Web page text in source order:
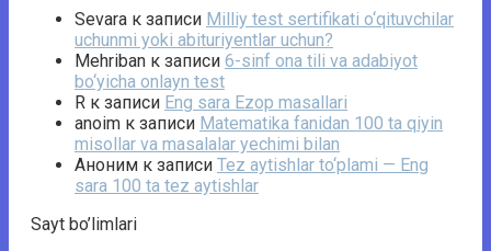
Sevara к записи Milliy test sertifikati o‘qituvchilar
uchunmi yoki abituriyentlar uchun?
Mehriban к записи 6-sinf ona tili va adabiyot
bo‘yicha onlayn test
R к записи Eng sara Ezop masallari
anoim к записи Matematika fanidan 100 ta qiyin
misollar va masalalar yechimi bilan
Аноним к записи Tez aytishlar to‘plami — Eng
sara 100 ta tez aytishlar
Sayt bo’limlari